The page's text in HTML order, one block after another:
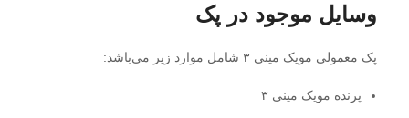
وسایل موجود در پک
پک معمولی مویک مینی ۳ شامل موارد زیر می‌باشد:
پرنده مویک مینی ۳